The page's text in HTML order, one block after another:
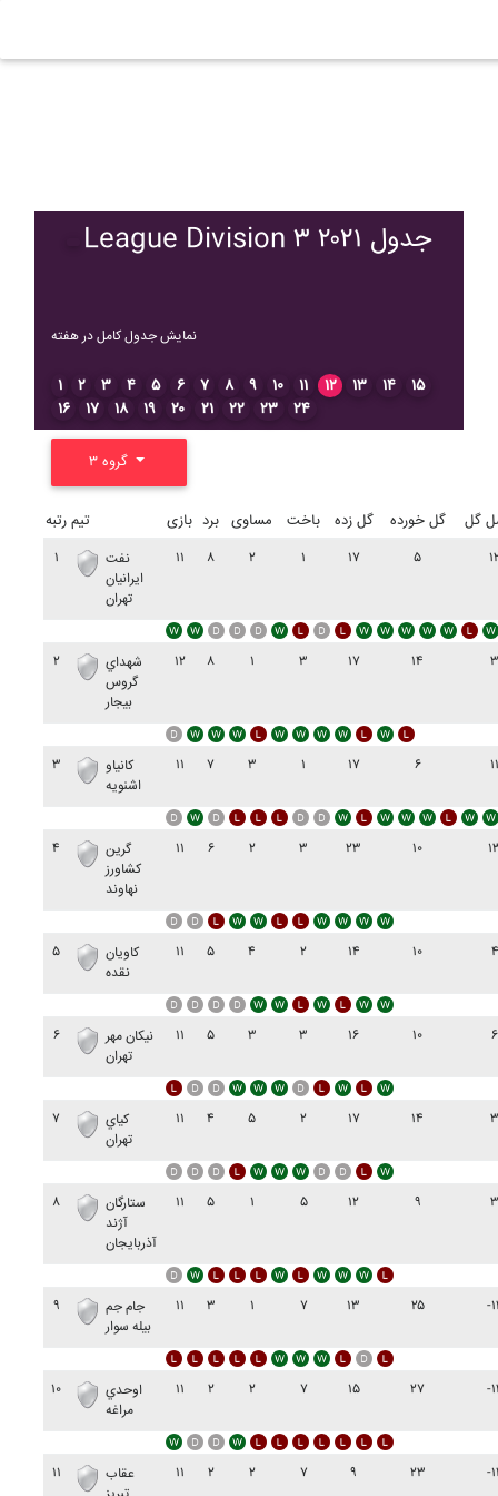
League Division ۳ ۲۰۲۱ جدول
نمایش جدول کامل در هفته
۱ ۲ ۳ ۴ ۵ ۶ ۷ ۸ ۹ ۱۰ ۱۱ ۱۲ ۱۳ ۱۴
۱۵
۱۶
۱۷ ۱۸ ۱۹ ۲۰ ۲۱ ۲۲ ۲۳ ۲۴
رتبه تیم بازی برد مساوی باخت گل زده گل خورده گل
۱
نفت
ايرانيان
تهران
۱۱ ۸ ۲ ۱ ۱۷ ۵
۲
شهداي
گروس
بيجار
۱۲ ۸ ۱ ۳ ۱۷ ۱۴ ۳
۳
کانياو
اشنويه
۱۱ ۷ ۳ ۱ ۱۷ ۶ ۱۱
۴
گرين
کشاورز
نهاوند
۱۱ ۶ ۲ ۳ ۲۳ ۱۰
۵
کاويان
نقده
۱۱ ۵ ۴ ۲ ۱۴ ۱۰ ۴
۶
نيکان مهر
تهران
۱۱ ۵ ۳ ۳ ۱۶ ۱۰ ۶
۷
کياي
تهران
۱۱ ۴ ۵ ۲ ۱۷ ۱۴ ۳
۸
ستارگان
آژند
آذربايجان
۱۱ ۵ ۱ ۵ ۱۲ ۹ ۳
۹
جام جم
بيله سوار
۱۱ ۳ ۱ ۷ ۱۳ ۲۵
۱۰
اوحدي
مراغه
۱۱ ۲ ۲ ۷ ۱۵ ۲۷
۱۱
عقاب
۱۱ ۲ ۲ ۷ ۹ ۲۳